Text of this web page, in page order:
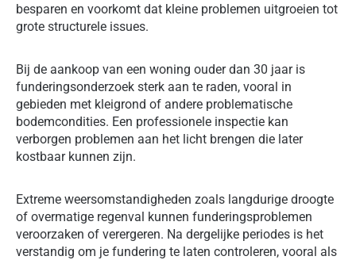
besparen en voorkomt dat kleine problemen uitgroeien tot
grote structurele issues.
Bij de aankoop van een woning ouder dan 30 jaar is
funderingsonderzoek sterk aan te raden, vooral in
gebieden met kleigrond of andere problematische
bodemcondities. Een professionele inspectie kan
verborgen problemen aan het licht brengen die later
kostbaar kunnen zijn.
Extreme weersomstandigheden zoals langdurige droogte
of overmatige regenval kunnen funderingsproblemen
veroorzaken of verergeren. Na dergelijke periodes is het
verstandig om je fundering te laten controleren, vooral als